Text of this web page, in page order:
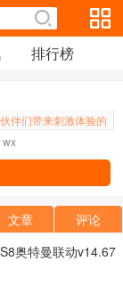
排行榜
伴们带来刺激体验的
画面但是依旧是可以
需要做的就是利用自
wx
文章 评论